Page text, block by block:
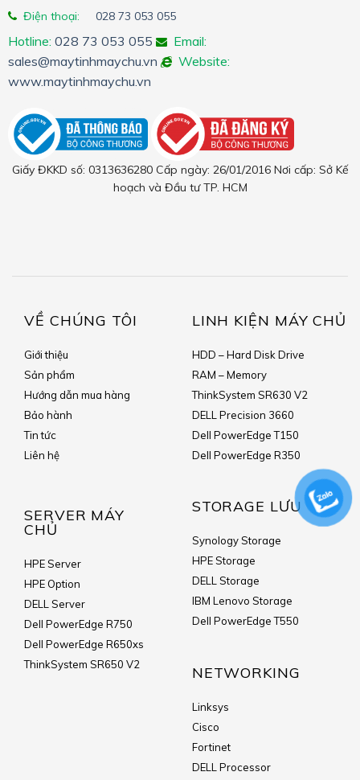
Điện thoại:
028 73 053 055
Hotline: 028 73 053 055
Email:
sales@maytinhmaychu.vn
Website:
www.maytinhmaychu.vn
Giấy ĐKKD số: 0313636280 Cấp ngày: 26/01/2016 Nơi cấp: Sở Kế
hoạch và Đầu tư TP. HCM
VỀ CHÚNG TÔI
Giới thiệu
Sản phẩm
Hướng dẫn mua hàng
Bảo hành
Tin tức
Liên hệ
SERVER MÁY
CHỦ
HPE Server
HPE Option
DELL Server
Dell PowerEdge R750
Dell PowerEdge R650xs
ThinkSystem SR650 V2
LINH KIỆN MÁY CHỦ
HDD – Hard Disk Drive
RAM – Memory
ThinkSystem SR630 V2
DELL Precision 3660
Dell PowerEdge T150
Dell PowerEdge R350
STORAGE LƯU TRỮ
Synology Storage
HPE Storage
DELL Storage
IBM Lenovo Storage
Dell PowerEdge T550
NETWORKING
Linksys
Cisco
Fortinet
DELL Processor